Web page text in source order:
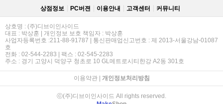
상점정보 PC버젼 이용안내 고객센터 커뮤니티
상호명 : (주)디브이인사이드
대표 : 박상훈 | 개인정보 보호 책임자 : 박상훈
사업자등록번호 :211-88-91787 | 통신판매업신고번호 : 제 2013-서울강남-01087
호
전화 : 02-544-2283 | 팩스 : 02-545-2283
주소 : 경기 고양시 덕양구 청초로 10 GL메트로시티한강 A2동 301호
이용약관| 개인정보처리방침
ⓒ(주)디브이인사이드 All rights reserved.